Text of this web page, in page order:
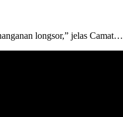
longsor,” jelas Camat…